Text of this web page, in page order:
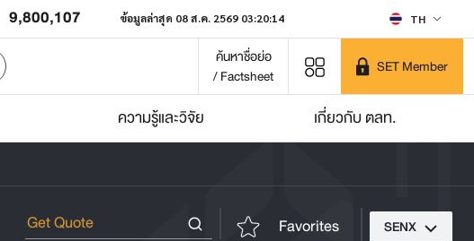
9,800,107 ข้อมูลล่าสุด 08 ส.ค. 2569 03:20:14 TH
ค้นหาชื่อย่อ
/ Factsheet
SET Member
ความรู้และวิจัย เกี่ยวกับ ตลท.
Favorites SENX